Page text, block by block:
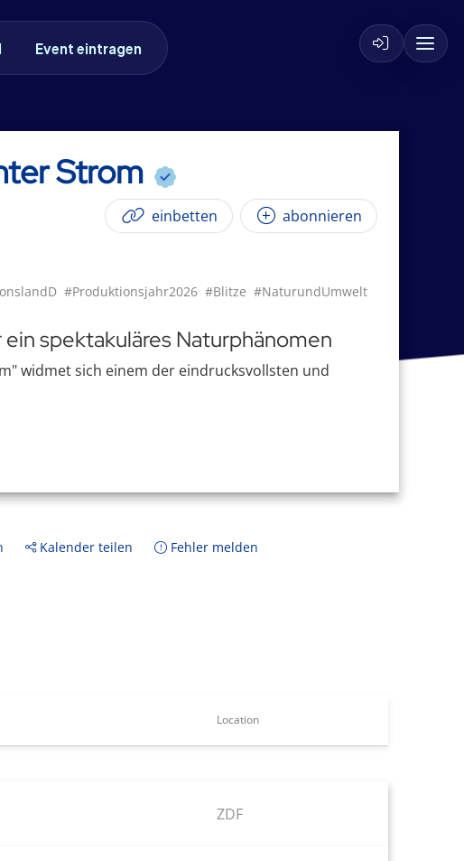
Event eintragen
Strom
einbetten abonnieren
#Produktionsjahr2026 #Blitze #NaturundUmwelt
spektakuläres Naturphänomen
widmet sich einem der eindrucksvollsten und
Kalender teilen Fehler melden
Location
ZDF